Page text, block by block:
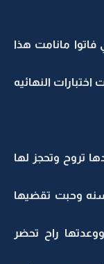
فاتوا مانامت هذا
النهائيه
تروح وتحجز لها
وحبت تقضيها
راح تحضر